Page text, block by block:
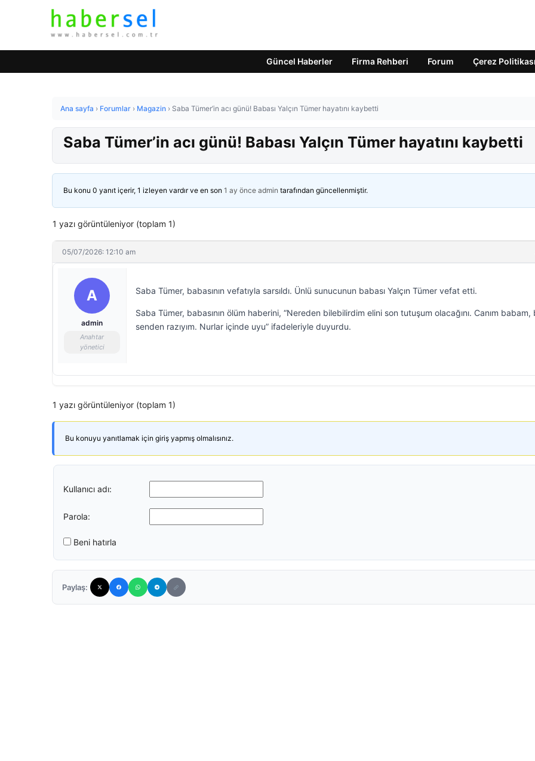
Güncel Haberler Firma Rehberi Forum Çerez Politikası
Ana sayfa › Forumlar › Magazin › Saba Tümer’in acı günü! Babası Yalçın Tümer hayatını kaybetti
Saba Tümer’in acı günü! Babası Yalçın Tümer hayatını kaybetti
Bu konu 0 yanıt içerir, 1 izleyen vardır ve en son 1 ay önce admin tarafından güncellenmiştir.
1 yazı görüntüleniyor (toplam 1)
05/07/2026: 12:10 am
A
admin
Anahtar
yönetici
Saba Tümer, babasının vefatıyla sarsıldı. Ünlü sunucunun babası Yalçın Tümer vefat etti.
Saba Tümer, babasının ölüm haberini, “Nereden bilebilirdim elini son tutuşum olacağını. Canım babam,
senden razıyım. Nurlar içinde uyu” ifadeleriyle duyurdu.
1 yazı görüntüleniyor (toplam 1)
Bu konuyu yanıtlamak için giriş yapmış olmalısınız.
Kullanıcı adı:
Parola:
Beni hatırla
Paylaş: